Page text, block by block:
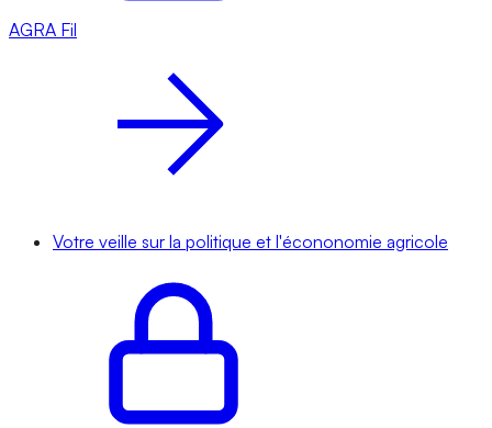
AGRA Fil
Votre veille sur la politique et l'écononomie agricole